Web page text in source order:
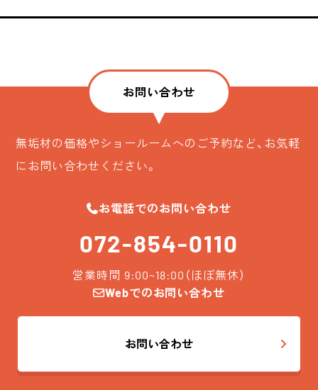
お問い合わせ
無垢材の価格やショールームへのご予約など、お気軽
にお問い合わせください。
お電話でのお問い合わせ
072-854-0110
営業時間 9:00~18:00（ほぼ無休）
Webでのお問い合わせ
お問い合わせ